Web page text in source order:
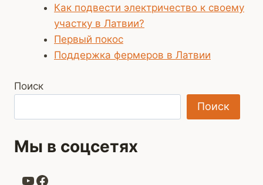
Как подвести электричество к своему
участку в Латвии?
Первый покос
Поддержка фермеров в Латвии
Поиск
Поиск
Мы в соцсетях
YouTube
Facebook